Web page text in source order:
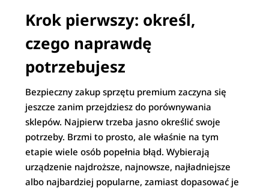
Krok pierwszy: określ,
czego naprawdę
potrzebujesz
Bezpieczny zakup sprzętu premium zaczyna się
jeszcze zanim przejdziesz do porównywania
sklepów. Najpierw trzeba jasno określić swoje
potrzeby. Brzmi to prosto, ale właśnie na tym
etapie wiele osób popełnia błąd. Wybierają
urządzenie najdroższe, najnowsze, najładniejsze
albo najbardziej popularne, zamiast dopasować je